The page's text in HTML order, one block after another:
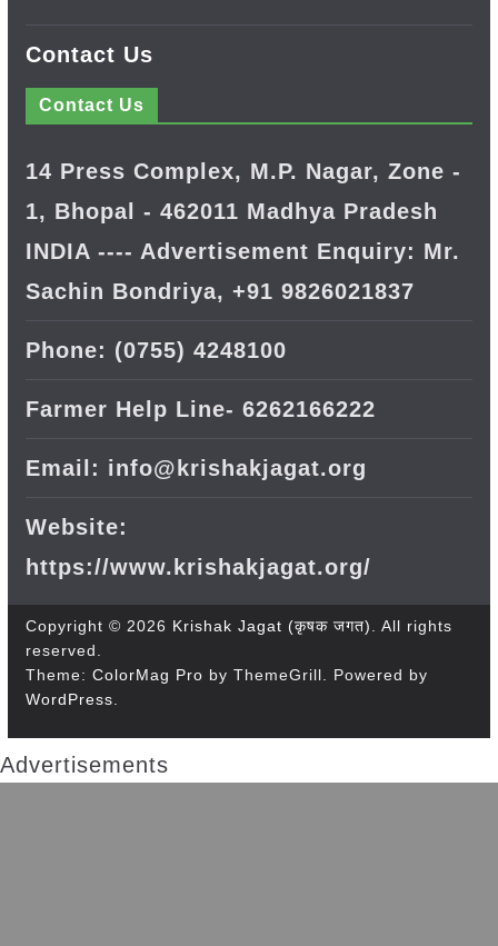
Contact Us
Contact Us
14 Press Complex, M.P. Nagar, Zone -
1, Bhopal - 462011 Madhya Pradesh
INDIA ---- Advertisement Enquiry: Mr.
Sachin Bondriya, +91 9826021837
Phone: (0755) 4248100
Farmer Help Line- 6262166222
Email: info@krishakjagat.org
Website:
https://www.krishakjagat.org/
Copyright © 2026 Krishak Jagat (कृषक जगत)
. All rights
reserved.
Theme: ColorMag Pro by ThemeGrill. Powered by
WordPress
Advertisements